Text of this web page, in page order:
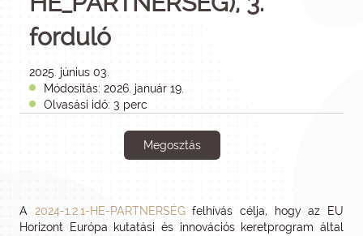
forduló
2025. június 03.
Módosítás: 2026. január 19.
Olvasási idő: 3 perc
Megosztás
A 2024-1.2.1-HE-PARTNERSÉGfelhívás célja, hogy az EU
Horizont Európa kutatási és innovációs keretprogram által